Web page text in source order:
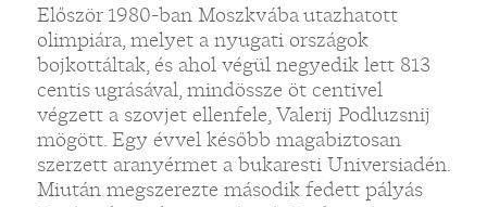
Először 1980-ban Moszkvába utazhatott
olimpiára, melyet a nyugati országok
bojkottáltak, és ahol végül negyedik lett 813
centis ugrásával, mindössze öt centivel
végzett a szovjet ellenfele, Valerij Podluzsnij
mögött. Egy évvel később magabiztosan
szerzett aranyérmet a bukaresti Universiadén.
Miután megszerezte második fedett pályás